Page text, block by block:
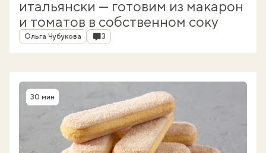
итальянски — готовим из макарон
и томатов в собственном соку
Автор
Ольга Чубукова Комментарии
3
Время приготовления
30 мин